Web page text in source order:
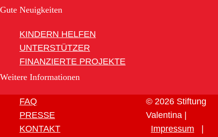
Gute Neuigkeiten
KINDERN HELFEN
UNTERSTÜTZER
FINANZIERTE PROJEKTE
Weitere Informationen
FAQ
PRESSE
KONTAKT
© 2026 Stiftung
Valentina |
Impressum